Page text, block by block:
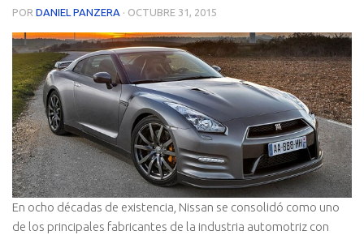
POR DANIEL PANZERA · OCTUBRE 31, 2015
En ocho décadas de existencia, Nissan se consolidó como uno
de los principales fabricantes de la industria automotriz con